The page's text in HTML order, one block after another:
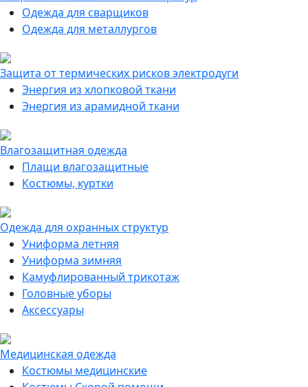
Одежда для сварщиков
Одежда для металлургов
Защита от термических рисков электродуги
Энергия из хлопковой ткани
Энергия из арамидной ткани
Влагозащитная одежда
Плащи влагозащитные
Костюмы, куртки
Одежда для охранных структур
Униформа летняя
Униформа зимняя
Камуфлированный трикотаж
Головные уборы
Аксессуары
Медицинская одежда
Костюмы медицинские